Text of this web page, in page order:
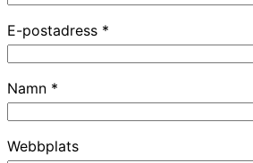
E-postadress *
Namn *
Webbplats